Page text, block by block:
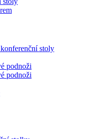
stoly
podnoži
podnoži